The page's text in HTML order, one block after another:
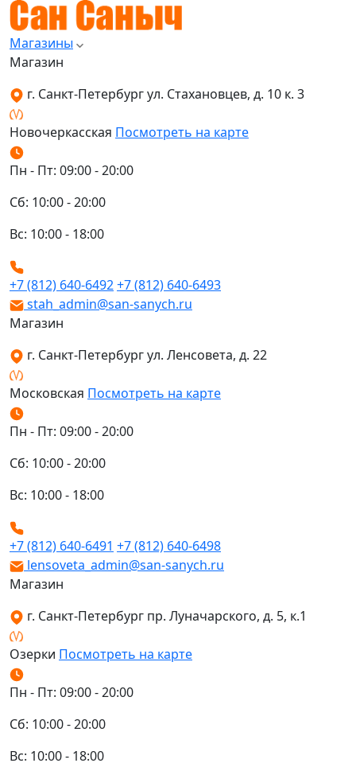
Магазины
Магазин
г. Санкт-Петербург ул. Стахановцев, д. 10 к. 3
Новочеркасская Посмотреть на карте
Пн - Пт: 09:00 - 20:00
Сб: 10:00 - 20:00
Вс: 10:00 - 18:00
+7 (812) 640-6492+7 (812) 640-6493
stah_admin@san-sanych.ru
Магазин
г. Санкт-Петербург ул. Ленсовета, д. 22
Московская Посмотреть на карте
Пн - Пт: 09:00 - 20:00
Сб: 10:00 - 20:00
Вс: 10:00 - 18:00
+7 (812) 640-6491 +7 (812) 640-6498
lensoveta_admin@san-sanych.ru
Магазин
г. Санкт-Петербург пр. Луначарского, д. 5, к.1
Озерки Посмотреть на карте
Пн - Пт: 09:00 - 20:00
Сб: 10:00 - 20:00
Вс: 10:00 - 18:00